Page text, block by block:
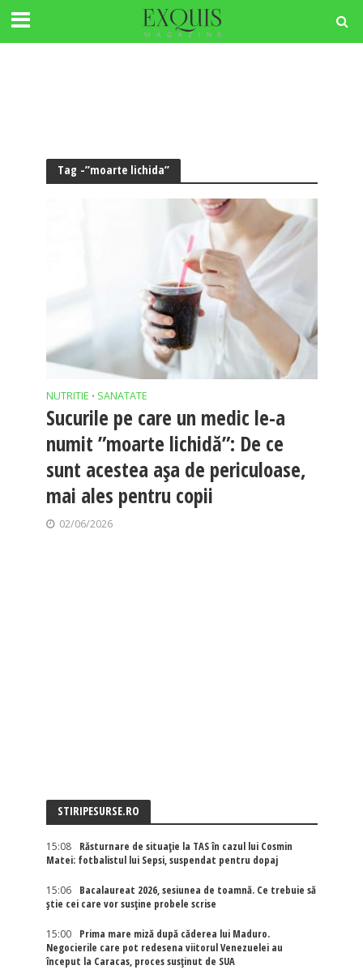
Tag -”moarte lichida”
NUTRITIE • SANATATE
Sucurile pe care un medic le-a
numit ”moarte lichidă”: De ce
sunt acestea așa de periculoase,
mai ales pentru copii
02/06/2026
STIRIPESURSE.RO
15:08
Răsturnare de situație la TAS în cazul lui Cosmin
Matei: fotbalistul lui Sepsi, suspendat pentru dopaj
15:06
Bacalaureat 2026, sesiunea de toamnă. Ce trebuie să
știe cei care vor susține probele scrise
15:00
Prima mare miză după căderea lui Maduro.
Negocierile care pot redesena viitorul Venezuelei au
început la Caracas, proces susținut de SUA